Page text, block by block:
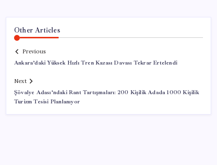
Other Articles
Previous
Ankara’daki Yüksek Hızlı Tren Kazası Davası Tekrar Ertelendi
Next
Şövalye Adası’ndaki Rant Tartışmaları: 200 Kişilik Adada 1000 Kişilik
Turizm Tesisi Planlanıyor